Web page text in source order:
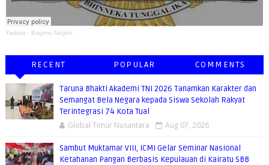
Yaditsa · Bagimu Negeri
RECENT POPULAR COMMENTS
Taruna Bhakti Akademi TNI 2026 Tanamkan Karakter dan
Semangat Bela Negara kepada Siswa Sekolah Rakyat
Terintegrasi 74 Kota Tual
Global Timur Nusantara Aug 07, 2026
Sambut Muktamar VIII, ICMI Gelar Seminar Nasional
Ketahanan Pangan Berbasis Kepulauan di Kairatu SBB